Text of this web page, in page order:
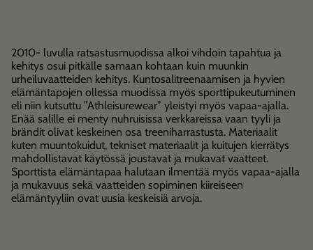
2010- luvulla ratsastusmuodissa alkoi vihdoin tapahtua ja
kehitys osui pitkälle samaan kohtaan kuin muunkin
urheiluvaatteiden kehitys. Kuntosalitreenaamisen ja hyvien
elämäntapojen ollessa muodissa myös sporttipukeutuminen
eli niin kutsuttu ”Athleisurewear” yleistyi myös vapaa-ajalla.
Enää salille ei menty nuhruisissa verkkareissa vaan tyyli ja
brändit olivat keskeinen osa treeniharrastusta. Materiaalit
kuten muuntokuidut, tekniset materiaalit ja kuitujen kierrätys
mahdollistavat käytössä joustavat ja mukavat vaatteet.
Sporttista elämäntapaa halutaan ilmentää myös vapaa-ajalla
ja mukavuus sekä vaatteiden sopiminen kiireiseen
elämäntyyliin ovat uusia keskeisiä arvoja.